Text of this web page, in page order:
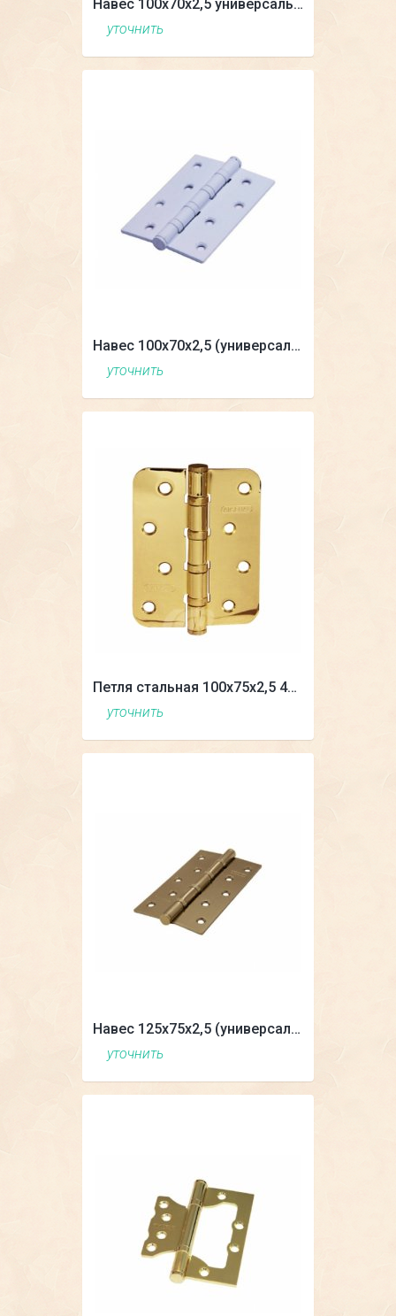
Навес 100х70х2,5 универсальный
уточнить
Навес 100х70х2,5 (универсальный)
уточнить
Петля стальная 100х75х2,5 4BB (универсальная)
уточнить
Навес 125х75х2,5 (универсальный)
уточнить